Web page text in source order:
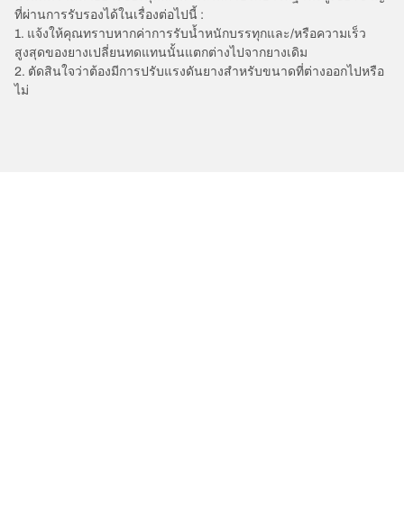
ที่ผ่านการรับรองได้ในเรื่องต่อไปนี้ :
1. แจ้งให้คุณทราบหากค่าการรับน้ำหนักบรรทุกและ/หรือความเร็ว
สูงสุดของยางเปลี่ยนทดแทนนั้นแตกต่างไปจากยางเดิม
2. ตัดสินใจว่าต้องมีการปรับแรงดันยางสำหรับขนาดที่ต่างออกไปหรือ
ไม่